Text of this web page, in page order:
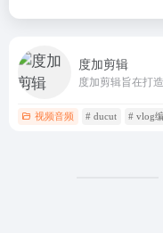
度加剪辑
视频音频 # ducut # vlog